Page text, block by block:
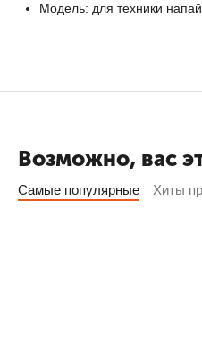
Модель: для техники
Возможно, вас
Самые популярные Хиты